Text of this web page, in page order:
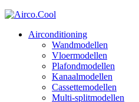
Airconditioning
Wandmodellen
Vloermodellen
Plafondmodellen
Kanaalmodellen
Cassettemodellen
Multi-splitmodellen